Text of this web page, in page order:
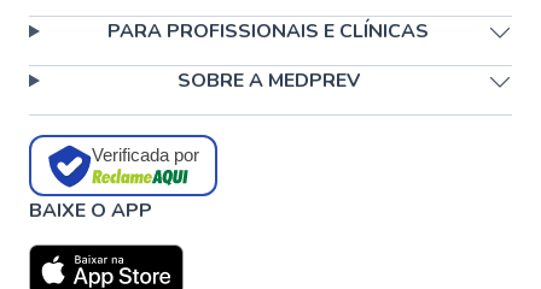
PARA PROFISSIONAIS E CLÍNICAS
SOBRE A MEDPREV
Verificada por
BAIXE O APP